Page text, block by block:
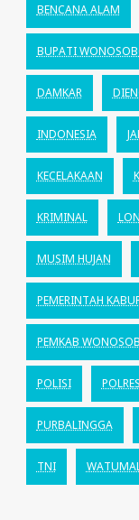
BENCANA ALAM
BUPATI
DAMKAR
INDONESIA
KECELAKAAN
KRIMINAL
MUSIM HUJAN
PEMERINTAH
PEMKAB
POLISI
PURBALINGGA
TNI